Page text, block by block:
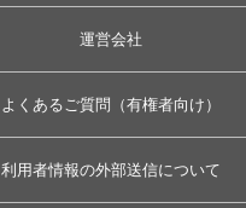
運営会社
よくあるご質問（有権者向け）
利用者情報の外部送信について